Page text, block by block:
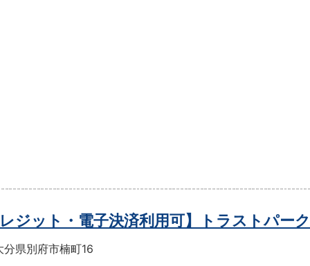
レジット・電子決済利用可】トラストパー
分県別府市楠町16